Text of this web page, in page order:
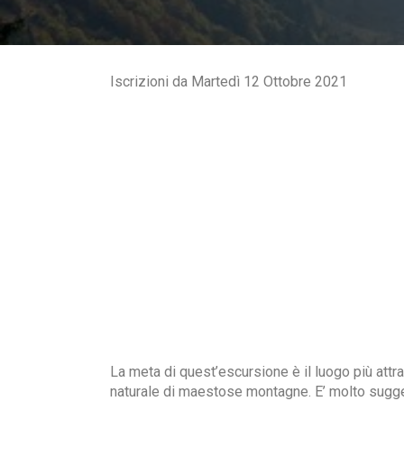
Iscrizioni da Martedì 12 Ottobre 2021
La meta di quest’escursione è il luogo più
naturale di maestose montagne. E’ molto